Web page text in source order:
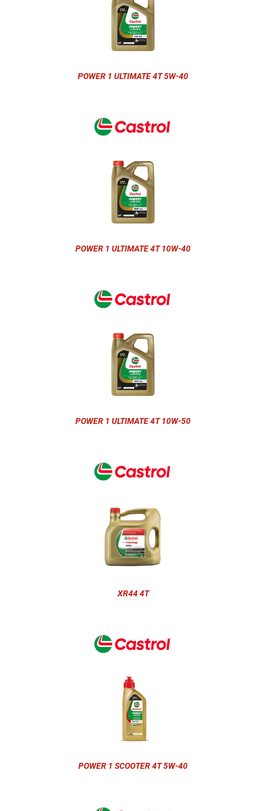
POWER 1 ULTIMATE 4T 5W-40
POWER 1 ULTIMATE 4T 10W-40
POWER 1 ULTIMATE 4T 10W-50
XR44 4T
POWER 1 SCOOTER 4T 5W-40